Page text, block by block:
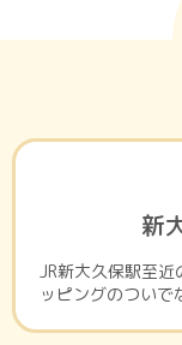
新
JR新大久保駅至
ッピングのついで